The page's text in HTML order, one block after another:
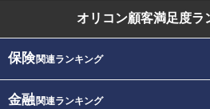
オリコン顧客満足度ラ
保険関連ランキング
金融関連ランキング